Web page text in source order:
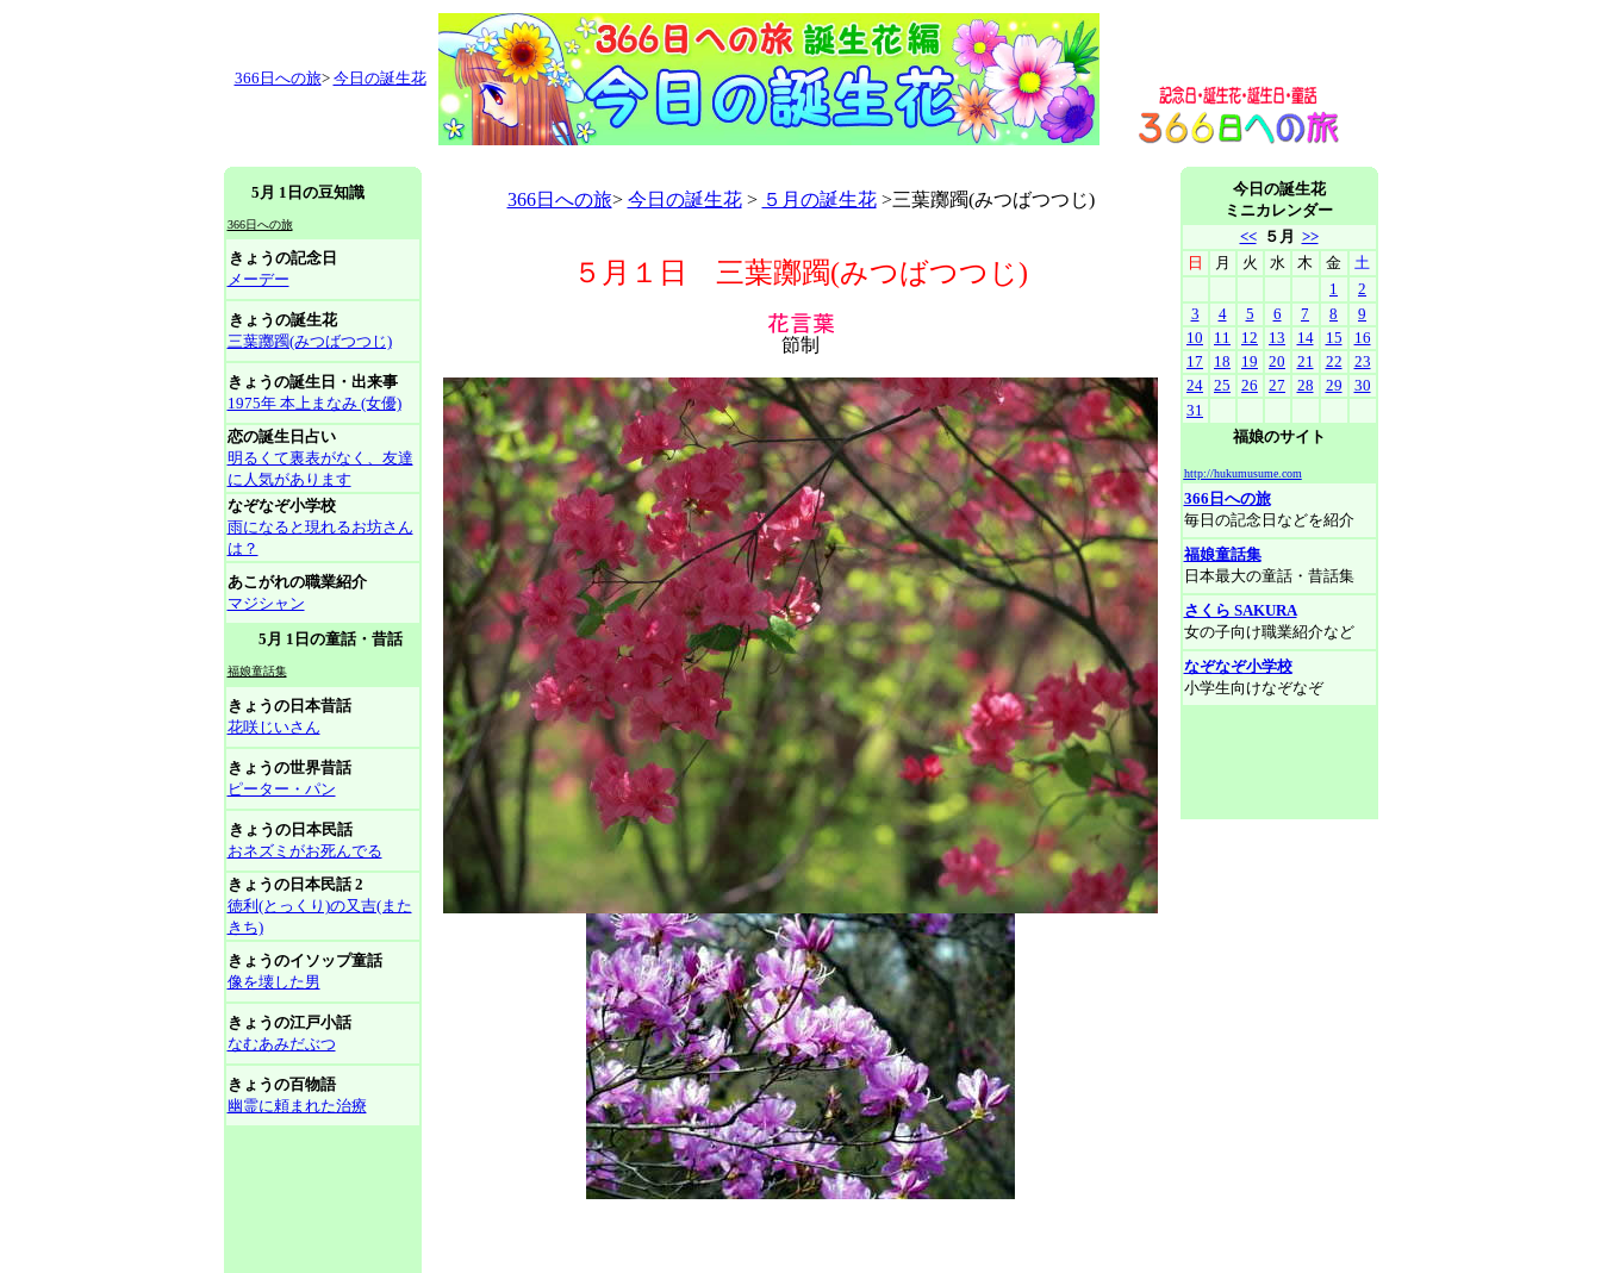
366日への旅> 今日の誕生花
5月 1日の豆知識
366日への旅
きょうの記念日
メーデー
きょうの誕生花
三葉躑躅(みつばつつじ)
きょうの誕生日・出来事
1975年 本上まなみ (女優)
恋の誕生日占い
明るくて裏表がなく、友達
に人気があります
なぞなぞ小学校
雨になると現れるお坊さん
は？
あこがれの職業紹介
マジシャン
5月 1日の童話・昔話
福娘童話集
きょうの日本昔話
花咲じいさん
きょうの世界昔話
ピーター・パン
きょうの日本民話
おネズミがお死んでる
きょうの日本民話 2
徳利(とっくり)の又吉(また
きち)
きょうのイソップ童話
像を壊した男
きょうの江戸小話
なむあみだぶつ
きょうの百物語
幽霊に頼まれた治療
366日への旅> 今日の誕生花> ５月の誕生花>三葉躑躅(みつばつつじ)
５月１日 三葉躑躅(みつばつつじ)
節制
今日の誕生花
ミニカレンダー
<<５月 >>
日
月 火 水 木 金
土
1
2
3
4 5 6 7 8
9
10
11 12 13 14 15
16
17
18 19 20 21 22
23
24 25 26 27 28 29
30
31
福娘のサイト
http://hukumusume.com
366日への旅
毎日の記念日などを紹介
福娘童話集
日本最大の童話・昔話集
さくら SAKURA
女の子向け職業紹介など
なぞなぞ小学校
小学生向けなぞなぞ